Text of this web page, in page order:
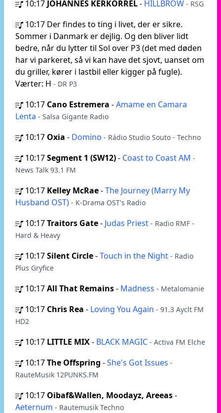
10:17 JOHANNES KERKORREL- HILLBROW - RSG
10:17 Der findes to ting i livet, der er sikre.
Sommer i Danmark er dejlig. Og den bliver lidt
bedre, når du lytter til Sol over P3 (det med døden
har vi parkeret, så vi kan have det sjovt, uanset om
du griller, kører i lastbil eller kigger på fugle).
Værter: H - DR P3
10:17 Cano Estremera -Amame en Camara
Lenta - Salsa Gigante Radio
10:17 Oxia - Domino - Rádio Studio Souto - Techno
10:17Segment 1 (SW12)- Coast to Coast AM -
News Talk 93.1 FM
10:17 Kelley McRae-The Journey (Marry My
Husband OST) - K-Drama OST's Radio
10:17Traitors Gate- Judas Priest - Radio RMF -
Hard & Heavy
10:17Silent Circle-Touch in the Night - Radio
Plus Gryfice
10:17All That Remains- Madness - Metalomanie
10:17 Chris Rea - Loving You Again - 91.3 Ayclt FM
HD2
10:17 LITTLE MIX- BLACK MAGIC - Activa FM Elche
10:17The Offspring -She's Got Issues -
RauteMusik 12PUNKS.FM
10:17 Oibaf&Wallen, Moodayz, Areeas-
Aeternum - Rautemusik Techno